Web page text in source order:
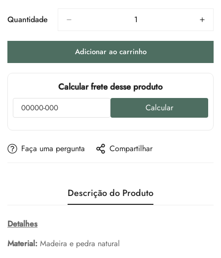
Quantidade
Adicionar ao carrinho
Calcular frete desse produto
Calcular
Faça uma pergunta Compartilhar
Descrição do Produto
Detalhes
Material: Madeira e pedra natural